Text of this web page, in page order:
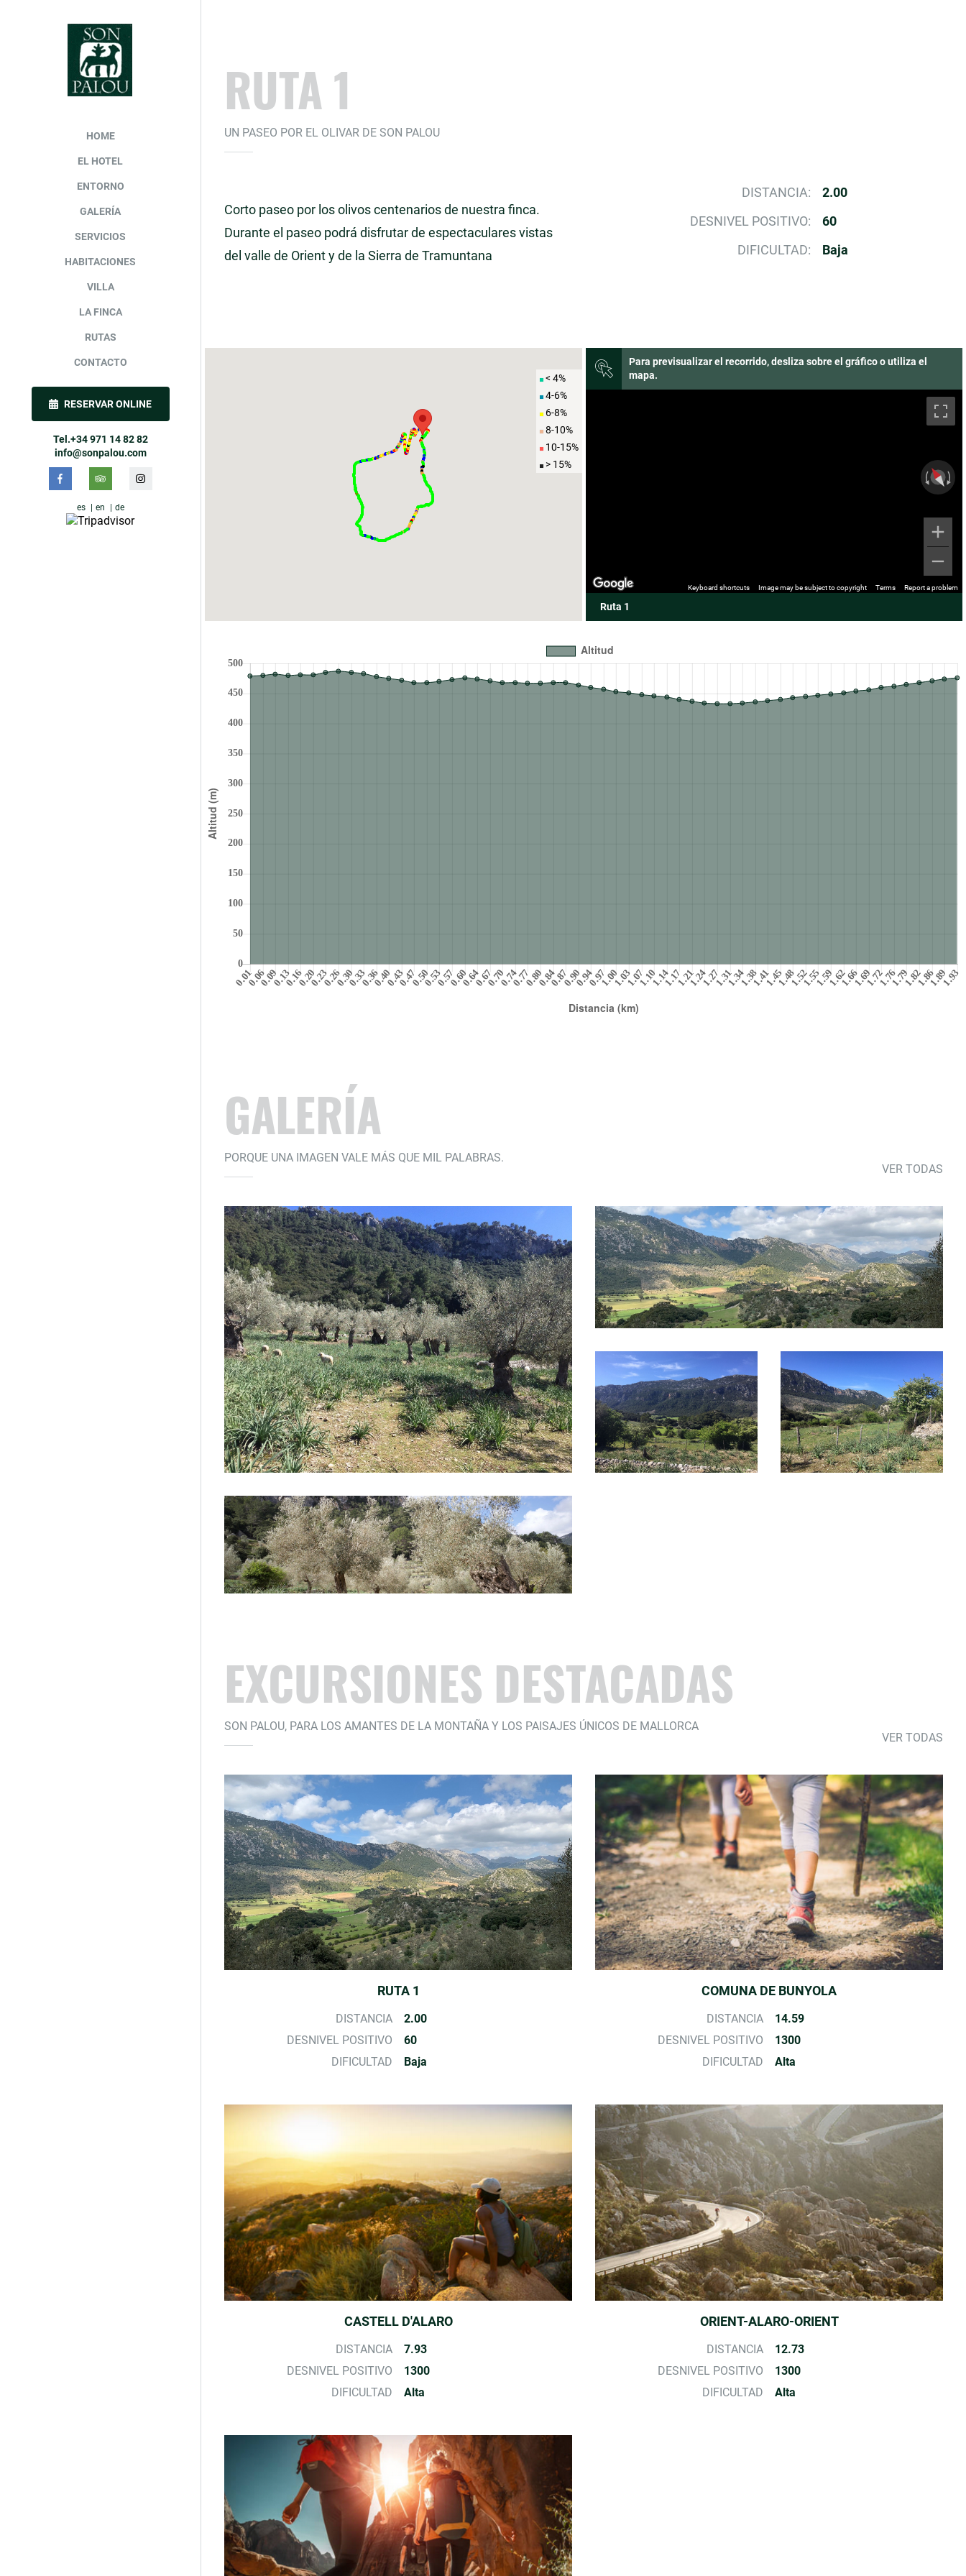
HOME
EL HOTEL
ENTORNO
GALERÍA
SERVICIOS
HABITACIONES
VILLA
LA FINCA
RUTAS
CONTACTO
RESERVAR ONLINE
Tel.+34 971 14 82 82
info@sonpalou.com
es en de
RUTA 1
UN PASEO POR EL OLIVAR DE SON PALOU
Corto paseo por los olivos centenarios de nuestra finca.
Durante el paseo podrá disfrutar de espectaculares vistas
del valle de Orient y de la Sierra de Tramuntana
DISTANCIA:
2.00
DESNIVEL POSITIVO:
60
DIFICULTAD:
Baja
< 4%
4-6%
6-8%
8-10%
10-15%
> 15%
Para previsualizar el recorrido, desliza sobre el gráfico o utiliza el
mapa.
Keyboard shortcuts Image may be subject to copyright Terms Report a problem
Ruta 1
GALERÍA
PORQUE UNA IMAGEN VALE MÁS QUE MIL PALABRAS.
VER TODAS
EXCURSIONES DESTACADAS
SON PALOU, PARA LOS AMANTES DE LA MONTAÑA Y LOS PAISAJES ÚNICOS DE MALLORCA
VER TODAS
RUTA 1
DISTANCIA
2.00
DESNIVEL POSITIVO
60
DIFICULTAD
Baja
COMUNA DE BUNYOLA
DISTANCIA
14.59
DESNIVEL POSITIVO
1300
DIFICULTAD
Alta
CASTELL D'ALARO
DISTANCIA
7.93
DESNIVEL POSITIVO
1300
DIFICULTAD
Alta
ORIENT-ALARO-ORIENT
DISTANCIA
12.73
DESNIVEL POSITIVO
1300
DIFICULTAD
Alta